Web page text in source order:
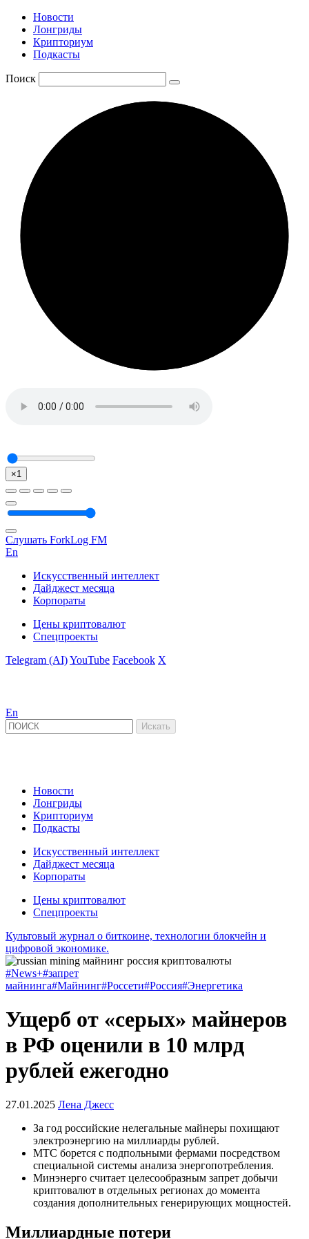
Новости
Лонгриды
Крипториум
Подкасты
Поиск
×1
Слушать ForkLog FM
En
Искусственный интеллект
Дайджест месяца
Корпораты
Цены криптовалют
Спецпроекты
Telegram (AI)YouTube Facebook X
En
Новости
Лонгриды
Крипториум
Подкасты
Искусственный интеллект
Дайджест месяца
Корпораты
Цены криптовалют
Спецпроекты
Культовый журнал о биткоине, технологии блокчейн и
цифровой экономике.
#News+#запрет
майнинга#Майнинг#Россети#Россия#Энергетика
Ущерб от «серых» майнеров
в РФ оценили в 10 млрд
рублей ежегодно
27.01.2025 Лена Джесс
За год российские нелегальные майнеры похищают
электроэнергию на миллиарды рублей.
МТС борется с подпольными фермами посредством
специальной системы анализа энергопотребления.
Минэнерго считает целесообразным запрет добычи
криптовалют в отдельных регионах до момента
создания дополнительных генерирующих мощностей.
Миллиардные потери